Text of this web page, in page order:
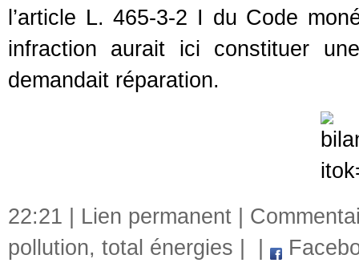
l’article L. 465-3-2 I du Code
infraction aurait ici constituer
demandait réparation.
22:21 | Lien permanent
pollution, total énergies